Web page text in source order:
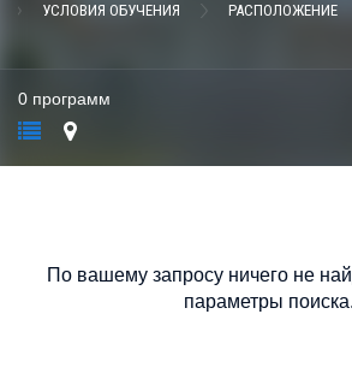
УСЛОВИЯ ОБУЧЕНИЯ РАСПОЛОЖЕНИЕ
0 программ
По вашему запросу ничего не
параметры поиска.